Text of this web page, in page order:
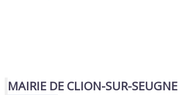
MAIRIE DE CLION-SUR-SEUGNE